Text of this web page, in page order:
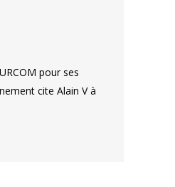
pour ses
cite Alain V à